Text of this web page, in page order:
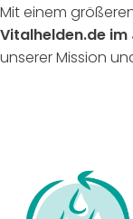
Mit einem
Vitalhelden.de im
unserer Mission